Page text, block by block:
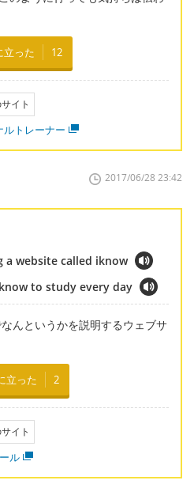
立った 12
イト
トレーナー
2017/06/28 23:42
a website called iknow
to study every day
んというかを説明するウェブサ
立った 2
イト
ル